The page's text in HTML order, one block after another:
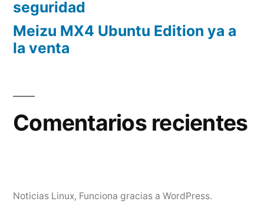
seguridad
Meizu MX4 Ubuntu Edition ya a
la venta
Comentarios recientes
Noticias Linux, Funciona gracias a WordPress.